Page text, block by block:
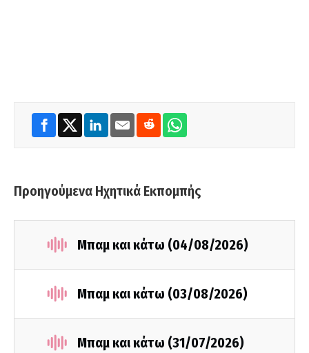
Προηγούμενα Ηχητικά Εκπομπής
Μπαμ και κάτω (04/08/2026)
Μπαμ και κάτω (03/08/2026)
Μπαμ και κάτω (31/07/2026)